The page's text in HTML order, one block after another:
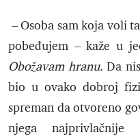
– Osoba sam koja voli
pobeđujem – kaže u
Obožavam hranu. Da
bio u ovako dobroj
spreman da otvoreno
njega najprivlačnije